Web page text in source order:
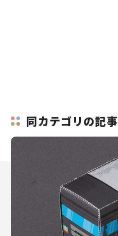
同カテゴリの記事